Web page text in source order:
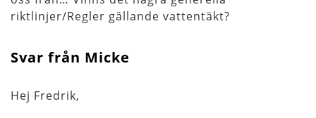
riktlinjer/Regler gällande vattentäkt?
Svar från Micke
Hej Fredrik,